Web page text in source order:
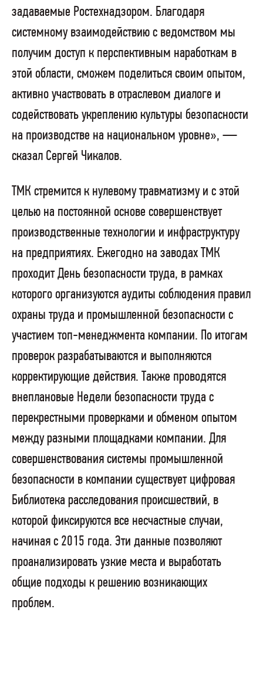
задаваемые Ростехнадзором. Благодаря
системному взаимодействию с ведомством мы
получим доступ к перспективным наработкам в
этой области, сможем поделиться своим опытом,
активно участвовать в отраслевом диалоге и
содействовать укреплению культуры безопасности
на производстве на национальном уровне», —
сказал Сергей Чикалов.
ТМК стремится к нулевому травматизму и с этой
целью на постоянной основе совершенствует
производственные технологии и инфраструктуру
на предприятиях. Ежегодно на заводах ТМК
проходит День безопасности труда, в рамках
которого организуются аудиты соблюдения правил
охраны труда и промышленной безопасности с
участием топ-менеджмента компании. По итогам
проверок разрабатываются и выполняются
корректирующие действия. Также проводятся
внеплановые Недели безопасности труда с
перекрестными проверками и обменом опытом
между разными площадками компании. Для
совершенствования системы промышленной
безопасности в компании существует цифровая
Библиотека расследования происшествий, в
которой фиксируются все несчастные случаи,
начиная с 2015 года. Эти данные позволяют
проанализировать узкие места и выработать
общие подходы к решению возникающих
проблем.